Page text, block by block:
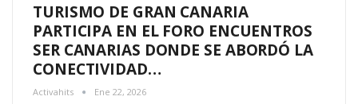
TURISMO DE GRAN CANARIA
PARTICIPA EN EL FORO ENCUENTROS
SER CANARIAS DONDE SE ABORDÓ LA
CONECTIVIDAD…
Activahits Ene 22, 2026